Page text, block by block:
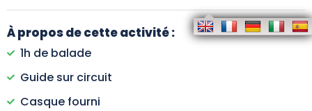
À propos de cette activité :
1h de balade
Guide sur circuit
Casque fourni